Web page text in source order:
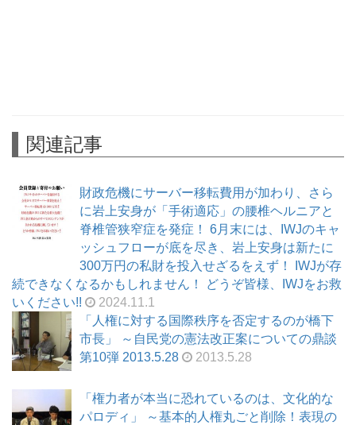
関連記事
財政危機にサーバー移転費用が加わり、さら
に岩上安身が「手術適応」の腰椎ヘルニアと
脊椎管狭窄症を発症！ 6月末には、IWJのキャ
ッシュフローが底を尽き、岩上安身は新たに
300万円の私財を投入せざるをえず！ IWJが存
続できなくなるかもしれません！ どうぞ皆様、IWJをお救
いください!!
2024.11.1
「人権に対する国際秩序を否定するのが橋下
市長」 ～自民党の憲法改正案についての鼎談
第10弾 2013.5.28
2013.5.28
「権力者が本当に恐れているのは、文化的な
パロディ」 ～基本的人権丸ごと削除！表現の